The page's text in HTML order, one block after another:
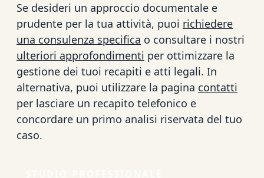
Se desideri un approccio documentale e
prudente per la tua attività, puoi richiedere
una consulenza specifica o consultare i nostri
ulteriori approfondimenti per ottimizzare la
gestione dei tuoi recapiti e atti legali. In
alternativa, puoi utilizzare la pagina contatti
per lasciare un recapito telefonico e
concordare un primo analisi riservata del tuo
caso.